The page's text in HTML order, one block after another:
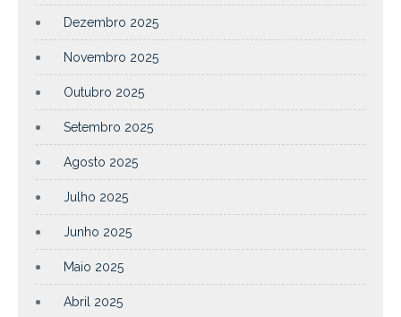
Dezembro 2025
Novembro 2025
Outubro 2025
Setembro 2025
Agosto 2025
Julho 2025
Junho 2025
Maio 2025
Abril 2025